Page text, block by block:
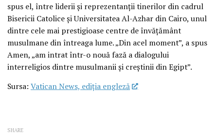
spus el, între liderii și reprezentanții tinerilor din cadrul
Bisericii Catolice și Universitatea Al-Azhar din Cairo, unul
dintre cele mai prestigioase centre de învățământ
musulmane din întreaga lume. „Din acel moment”, a spus
Amen, „am intrat într-o nouă fază a dialogului
interreligios dintre musulmanii și creștinii din Egipt”.
Sursa: Vatican News, ediția engleză
SHARE